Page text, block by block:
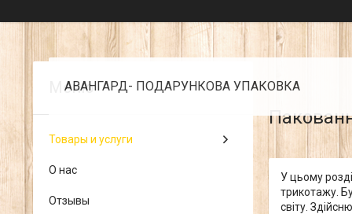
АВАНГАРД- ПОДАРУНКОВА УПАКОВКА
У цьому
трикотажу.
світу.
Товары и услуги
О нас
Отзывы